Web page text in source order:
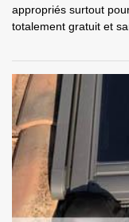
appropriés surtout
totalement gratuit et